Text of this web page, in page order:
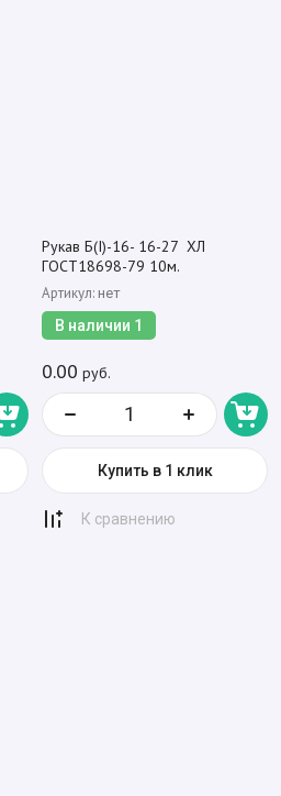
Рукав Б(I)-16- 16-27 ХЛ
ГОСТ18698-79 10м.
Артикул: нет
В наличии 1
0.00 руб.
Купить в 1 клик
К сравнению